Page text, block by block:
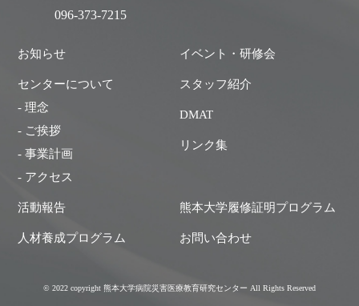
096-373-7215
お知らせ
センターについて
- 理念
- ご挨拶
- 事業計画
- アクセス
イベント・研修会
スタッフ紹介
DMAT
リンク集
活動報告 熊本大学履修証明プログラム
人材養成プログラム お問い合わせ
© 2022 copyright 熊本大学病院災害医療教育研究センター All Rights Reserved